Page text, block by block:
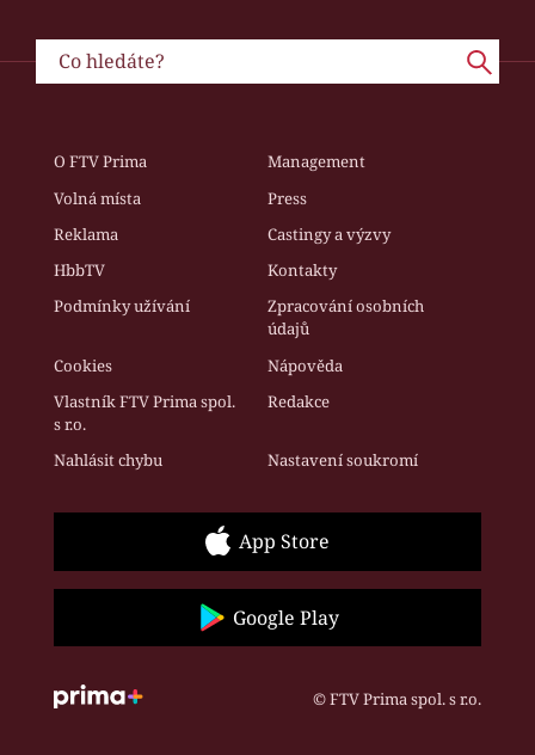
O FTV Prima
Management
Volná místa
Press
Reklama
Castingy a výzvy
HbbTV
Kontakty
Podmínky užívání
Zpracování osobních
údajů
Cookies
Nápověda
Vlastník FTV Prima spol.
s r.o.
Redakce
Nahlásit chybu Nastavení soukromí
App Store
Google Play
© FTV Prima spol. s r.o.